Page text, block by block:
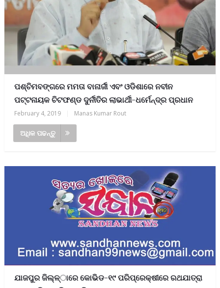
ପଶ୍ଚିମବଙ୍ଗରେ ମମତା ବାନାର୍ଜୀ ଏବଂ ଓଡିଶାରେ ନବୀନ
ପଟ୍ଟନାୟକ ଚିଟଫଣ୍ଡ ଦୁର୍ନୀତିର ଲାଭାର୍ଥୀ-ଧର୍ମେନ୍ଦ୍ର ପ୍ରଧାନ
February 4, 2019 Manas Kumar Rout
ଅଧିକ ପଢନ୍ତୁ
ଯାଜପୁର ଜିଲ୍ଳ୍ାରେ କୋଭିଡ-୧୯ ପରିପ୍ରେକ୍ଷୀରେ ରଥଯାତ୍ରା